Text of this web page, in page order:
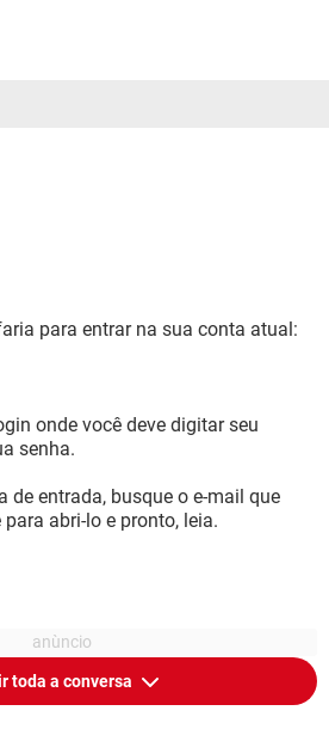
para entrar na sua conta atual:
onde você deve digitar seu
senha.
de entrada, busque o e-mail que
abri-lo e pronto, leia.
toda a conversa